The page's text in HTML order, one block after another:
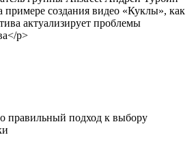
примере создания видео «Куклы», как
актуализирует проблемы
p>
правильный подход к выбору